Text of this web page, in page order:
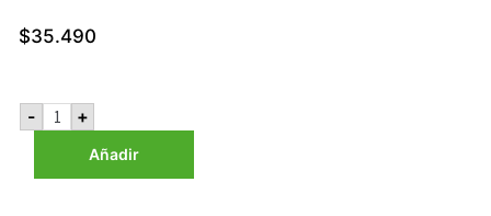
$35.490
- Nutella
3
cantidad
+
Añadir